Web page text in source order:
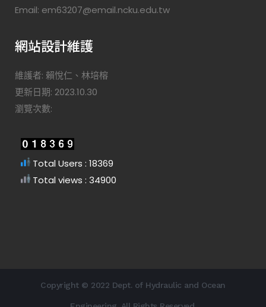
Email: em63207@email.ncku.edu.tw
網站設計維護
維護者: 賴悅仁、林培榕
更新日期: 2023.10.30
瀏覽次數:
Total Users : 18369
Total views : 34900
Copyright © 2022 Dept. of Hydraulic and Ocean